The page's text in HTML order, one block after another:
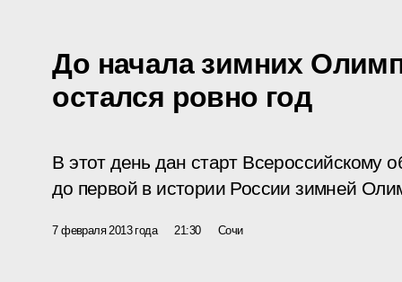
До начала зимних
остался ровно год
В этот день дан старт Всероссийскому
до первой в истории России зимней
7 февраля 2013 года 21:30 Сочи